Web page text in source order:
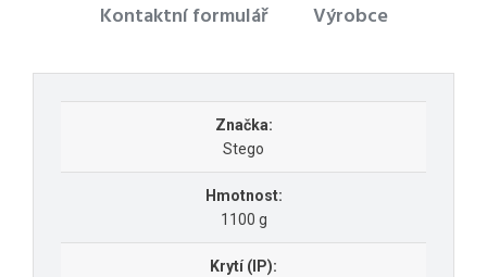
Kontaktní formulář
Výrobce
Značka:
Stego
Hmotnost:
1100 g
Krytí (IP):